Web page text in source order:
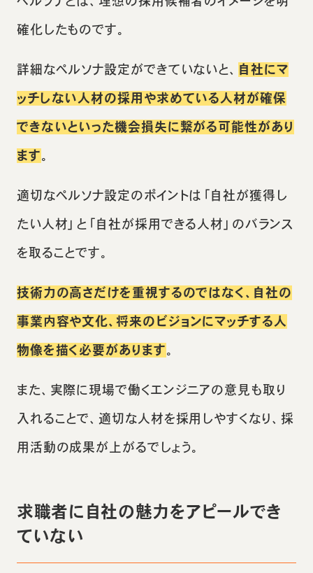
確化したものです。
詳細なペルソナ設定ができていないと、 自社にマ
ッチしない人材の採用や求めている人材が確保
できないといった機会損失に繋がる可能性があり
ます。
適切なペルソナ設定のポイントは「自社が獲得し
たい人材」と「自社が採用できる人材」のバランス
を取ることです。
技術力の高さだけを重視するのではなく、自社の
事業内容や文化、将来のビジョンにマッチする人
物像を描く必要があります。
また、実際に現場で働くエンジニアの意見も取り
入れることで、適切な人材を採用しやすくなり、採
用活動の成果が上がるでしょう。
求職者に自社の魅力をアピールでき
ていない